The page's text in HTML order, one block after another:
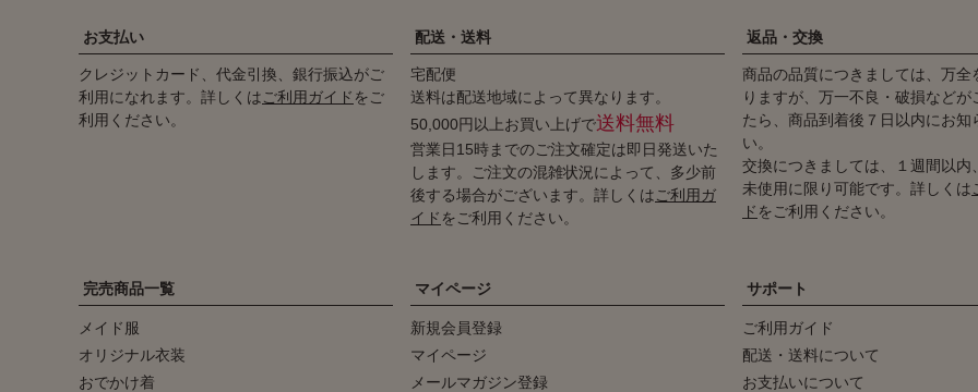
お支払い
クレジットカード、代金引換、銀行振込がご
利用になれます。詳しくは ご利用ガイド をご
利用ください。
配送・送料
宅配便
送料は配送地域によって異なります。
50,000円以上お買い上げで送料無料
営業日15時までのご注文確定は即日発送いた
します。ご注文の混雑状況によって、多少前
後する場合がございます。詳しくは ご利用ガ
イド をご利用ください。
返品・交換
商品の品質につきましては、万全
りますが、万一不良・破損などが
たら、商品到着後７日以内にお知
い。
交換につきましては、１週間以内
未使用に限り可能です。詳しくは
ド をご利用ください。
完売商品一覧
メイド服
オリジナル衣装
おでかけ着
マイページ
新規会員登録
マイページ
メールマガジン登録
サポート
ご利用ガイド
配送・送料について
お支払いについて